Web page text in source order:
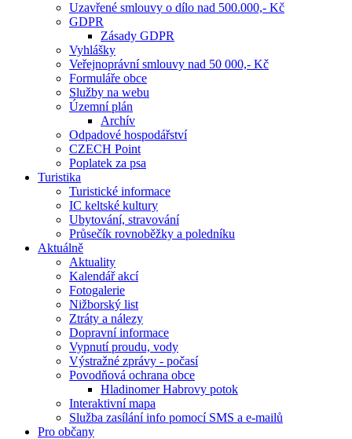
Uzavřené smlouvy o dílo nad 500.000,- Kč
GDPR
Zásady GDPR
Vyhlášky
Veřejnoprávní smlouvy nad 50 000,- Kč
Formuláře obce
Služby na webu
Územní plán
Archív
Odpadové hospodářství
CZECH Point
Poplatek za psa
Turistika
Turistické informace
IC keltské kultury
Ubytování, stravování
Průsečík rovnoběžky a poledníku
Aktuálně
Aktuality
Kalendář akcí
Fotogalerie
Nižborský list
Ztráty a nálezy
Dopravní informace
Vypnutí proudu, vody
Výstražné zprávy - počasí
Povodňová ochrana obce
Hladinomer Habrovy potok
Interaktivní mapa
Služba zasílání info pomocí SMS a e-mailů
Pro občany